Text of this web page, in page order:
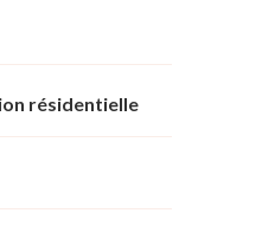
résidentielle